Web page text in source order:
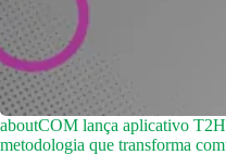
aboutCOM lança aplicativo
metodologia que transforma